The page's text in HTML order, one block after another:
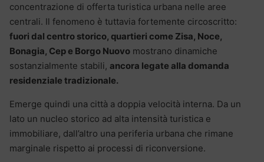
concentrazione di offerta turistica urbana nelle aree
centrali. Il fenomeno è tuttavia fortemente circoscritto:
fuori dal centro storico, quartieri come Zisa, Noce,
Bonagia, Cep e Borgo Nuovo mostrano dinamiche
sostanzialmente stabili, ancora legate alla domanda
residenziale tradizionale.
Emerge quindi una città a doppia velocità interna. Da un
lato un nucleo storico ad alta intensità turistica e
immobiliare, dall’altro una periferia urbana che rimane
marginale rispetto ai processi di riconversione.